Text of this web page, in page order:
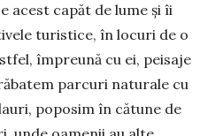
acest capăt de lume și îi
turistice, în locuri de o
împreună cu ei, peisaje
parcuri na­turale cu
popo­sim în cătune de